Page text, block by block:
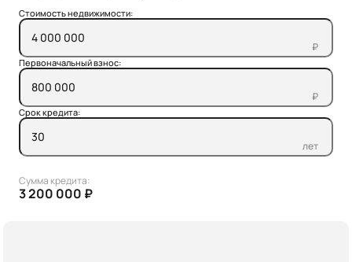
Стоимость недвижимости:
₽
Первоначальный взнос:
₽
Срок кредита:
лет
Сумма кредита:
3 200 000 ₽